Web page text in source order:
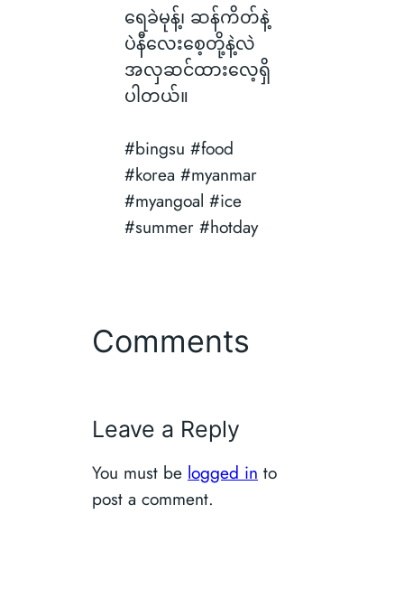
ရေခဲမုန့်၊ ဆန်ကိတ်နဲ့
ပဲနီလေးစေ့တို့နဲ့လဲ
အလှဆင်ထားလေ့ရှိ
ပါတယ်။
#bingsu #food
#korea #myanmar
#myangoal #ice
#summer #hotday
Comments
Leave a Reply
You must be logged in to
post a comment.